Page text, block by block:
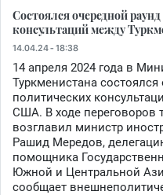
Состоялся очередной
консультаций между
14.04.24 - 18:38
14 апреля 2024 года в
Туркменистана
политических
США. В ходе переговоров
возглавил министр
Рашид Мередов,
помощника
Южной и Центральной
сообщает